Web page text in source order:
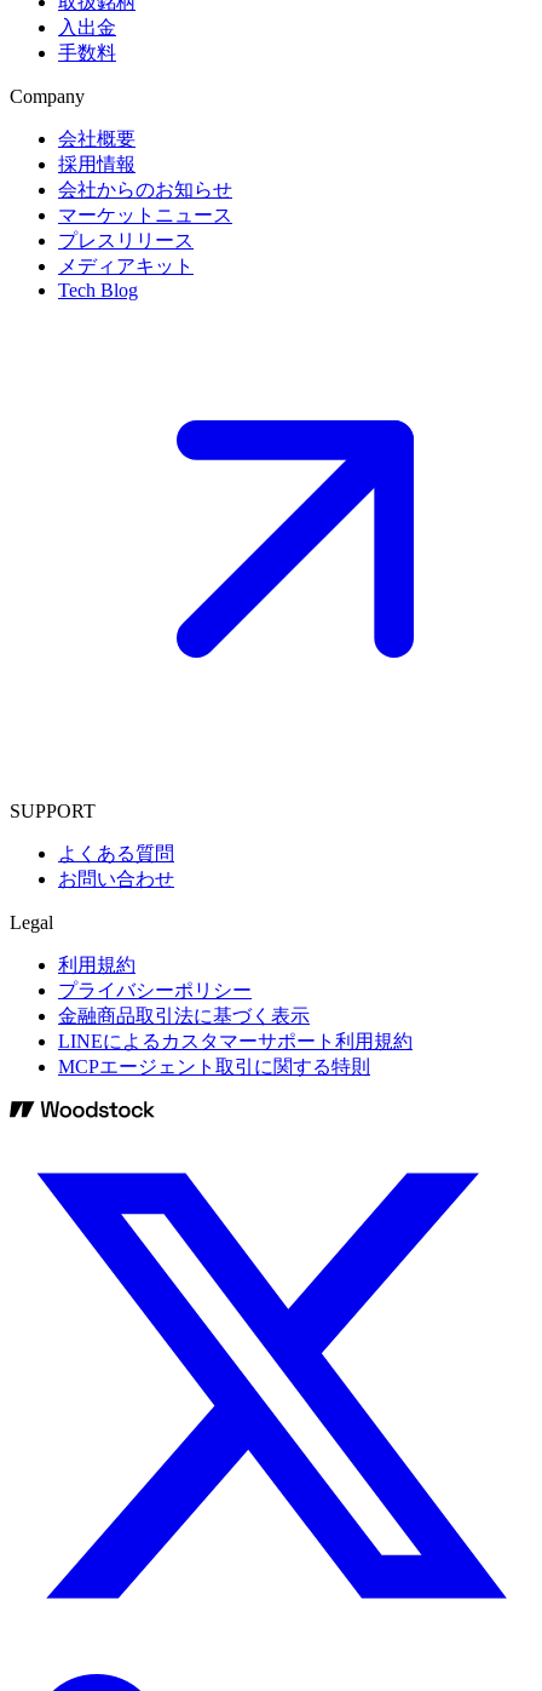
入出金
手数料
Company
会社概要
採用情報
会社からのお知らせ
マーケットニュース
プレスリリース
メディアキット
Tech Blog
SUPPORT
よくある質問
お問い合わせ
Legal
利用規約
プライバシーポリシー
金融商品取引法に基づく表示
LINEによるカスタマーサポート利用規約
MCPエージェント取引に関する特則